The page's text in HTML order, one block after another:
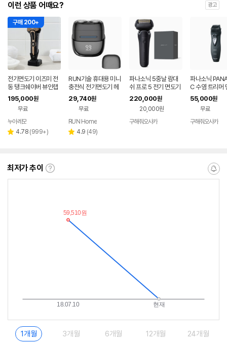
이런 상품 어때요? 광고
구매 200+
전기면도기 이즈미 전
동 탱크쉐이버 뷰인랩
한정판
195,000원
무료
누아레모
별 4.78 리
(999+)
RUN기술 휴대용 미니
충전식 전기면도기 헤
드 완전분리형 생활방
수 잔량표시
29,740원
무료
RUN Home
별 4.9 리
(49)
파나소닉 5중날 람대
쉬 프로 5 전기 면도기
ES-L551D-K 블랙
220,000원
20,000원
구해줘오사카
파나소닉
C 수염 트리머
블랙
55,000원
무료
구해줘오사카
최저가 추이
최
알
1개월 3개월 6개월 12개월 24개월